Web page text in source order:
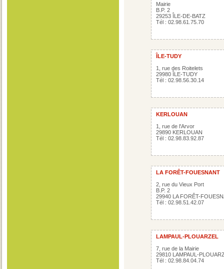
Mairie
B.P. 2
29253 ÎLE-DE-BATZ
Tél : 02.98.61.75.70
ÎLE-TUDY
1, rue des Roitelets
29980 ÎLE-TUDY
Tél : 02.98.56.30.14
KERLOUAN
1, rue de l'Arvor
29890 KERLOUAN
Tél : 02.98.83.92.87
LA FORÊT-FOUESNANT
2, rue du Vieux Port
B.P. 2
29940 LA FORÊT-
Tél : 02.98.51.42.07
LAMPAUL-PLOUARZEL
7, rue de la Mairie
29810 LAMPAUL-
Tél : 02.98.84.04.74